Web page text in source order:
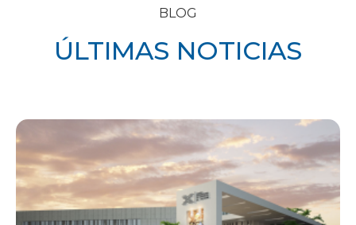
BLOG
ÚLTIMAS NOTICIAS